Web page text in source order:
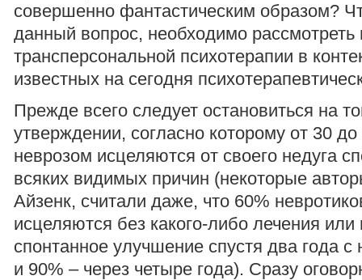
совершенно фантастическим образом?
данный вопрос, необходимо
трансперсональной психотерапии в
известных на сегодня
Прежде всего следует остановиться на
утверждении, согласно которому от 30
неврозом исцеляются от своего недуга
всяких видимых причин (некоторые
Айзенк, считали даже, что 60%
исцеляются без какого-либо лечения
спонтанное улучшение спустя два года с
и 90% – через четыре года). Сразу